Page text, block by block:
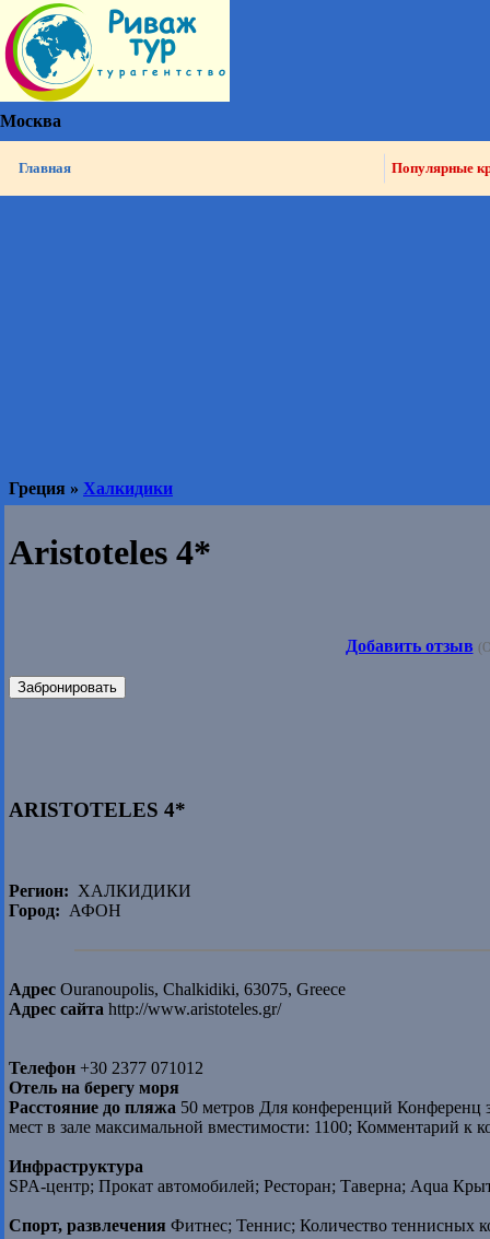
Москва
Главная Популярные
Греция » Халкидики
Aristoteles 4*
Добавить отзыв
Забронировать
ARISTOTELES 4*
Регион: ХАЛКИДИКИ
Город: АФОН
Адрес Ouranoupolis, Chalkidiki, 63075, Greece
Адрес сайта http://www.aristoteles.gr/
Телефон +30 2377 071012
Отель на берегу моря
Расстояние до пляжа 50 метров Для конференций Конференц
мест в зале максимальной вместимости: 1100; Комментарий к
Инфраструктура
SPA-центр; Прокат автомобилей; Ресторан; Таверна; Aqua
Спорт, развлечения Фитнес; Теннис; Количество теннисных